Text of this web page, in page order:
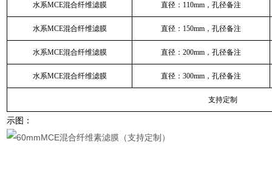
水系MCE混合纤维滤膜 直径：110mm，孔径备注
水系MCE混合纤维滤膜 直径：150mm，孔径备注
水系MCE混合纤维滤膜 直径：200mm，孔径备注
水系MCE混合纤维滤膜 直径：300mm，孔径备注
支持定制
示图：